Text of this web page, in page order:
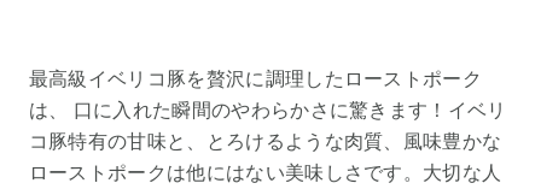
最高級イベリコ豚を贅沢に調理したローストポーク
は、 口に入れた瞬間のやわらかさに驚きます！イベリ
コ豚特有の甘味と、とろけるような肉質、風味豊かな
ローストポークは他にはない美味しさです。大切な人